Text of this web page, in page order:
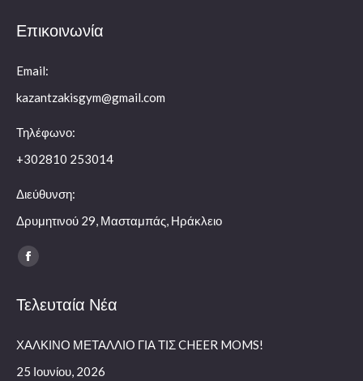
Επικοινωνία
Email:
kazantzakisgym@gmail.com
Τηλέφωνο:
+302810 253014
Διεύθυνση:
Δρυμητινού 29, Μασταμπάς, Ηράκλειο
Find us on:
Facebook
opens
new
window
Τελευταία Νέα
ΧΑΛΚΙΝΟ ΜΕΤΑΛΛΙΟ ΓΙΑ ΤΙΣ CHEER MOMS!
25 Ιουνίου, 2026